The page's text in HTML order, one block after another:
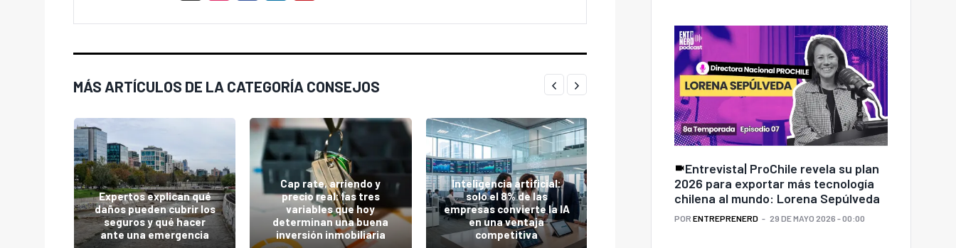
MÁS ARTÍCULOS DE LA CATEGORÍA CONSEJOS
Expertos explican qué
daños pueden cubrir los
seguros y qué hacer
ante una emergencia
Cap rate, arriendo y
precio real: las tres
variables que hoy
determinan una buena
inversión inmobiliaria
Inteligencia artificial:
solo el 8% de las
empresas convierte la IA
en una ventaja
competitiva
empresario con visión de
Sistema frontal en
Chile: siete medidas que
pueden marcar la
diferencia durante un
corte de luz o una
Entrevista| ProChile revela su plan
2026 para exportar más tecnología
chilena al mundo: Lorena Sepúlveda
POR ENTREPRENERD 29 DE MAYO 2026 - 00:00